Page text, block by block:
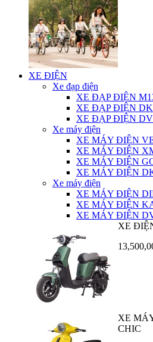
XE ĐIỆN
Xe đạp điện
XE ĐẠP ĐIỆN
XE ĐẠP ĐIỆN
XE ĐẠP ĐIỆN
Xe máy điện
XE MÁY ĐIỆN
XE MÁY ĐIỆN
XE MÁY ĐIỆN
XE MÁY ĐIỆN
Xe máy điện
XE MÁY ĐIỆN
XE MÁY ĐIỆN
XE MÁY ĐIỆN
XE
XE
CHIC